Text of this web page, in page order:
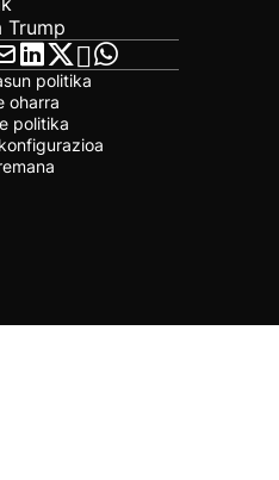
Trump
politika
oharra
politika